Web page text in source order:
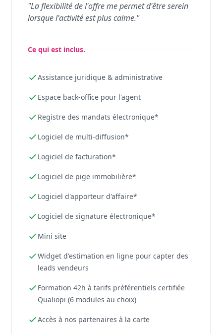
"La flexibilité de l'offre me permet d'être serein
lorsque l'activité est plus calme."
Ce qui est inclus.
Assistance juridique & administrative
Espace back-office pour l'agent
Registre des mandats électronique*
Logiciel de multi-diffusion*
Logiciel de facturation*
Logiciel de pige immobilière*
Logiciel d'apporteur d'affaire*
Logiciel de signature électronique*
Mini site
Widget d'estimation en ligne pour capter des
leads vendeurs
Formation 42h à tarifs préférentiels certifiée
Qualiopi (6 modules au choix)
Accès à nos partenaires à la carte